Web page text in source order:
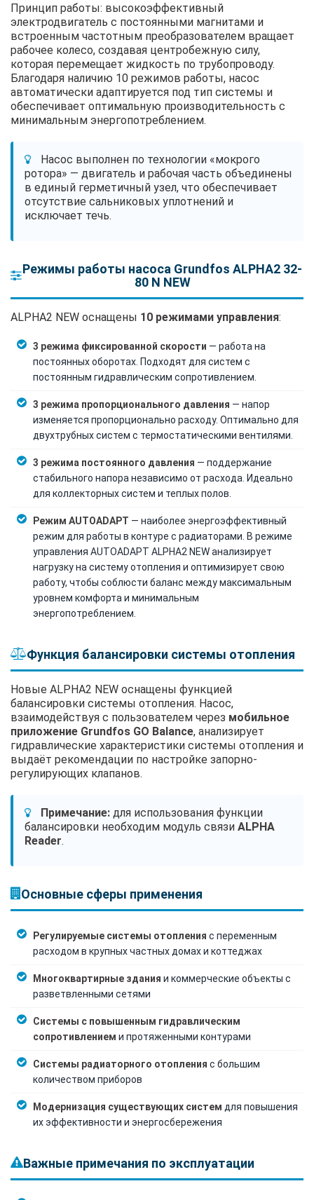
Принцип работы: высокоэффективный
электродвигатель с постоянными магнитами и
встроенным частотным преобразователем вращает
рабочее колесо, создавая центробежную силу,
которая перемещает жидкость по трубопроводу.
Благодаря наличию 10 режимов работы, насос
автоматически адаптируется под тип системы и
обеспечивает оптимальную производительность с
минимальным энергопотреблением.
Насос выполнен по технологии «мокрого
ротора» — двигатель и рабочая часть объединены
в единый герметичный узел, что обеспечивает
отсутствие сальниковых уплотнений и
исключает течь.
Режимы работы насоса Grundfos ALPHA2 32-
80 N NEW
ALPHA2 NEW оснащены 10 режимами управления:
3 режима фиксированной скорости — работа на
постоянных оборотах. Подходят для систем с
постоянным гидравлическим сопротивлением.
3 режима пропорционального давления — напор
изменяется пропорционально расходу. Оптимально для
двухтрубных систем с термостатическими вентилями.
3 режима постоянного давления — поддержание
стабильного напора независимо от расхода. Идеально
для коллекторных систем и теплых полов.
Режим AUTOADAPT — наиболее энергоэффективный
режим для работы в контуре с радиаторами. В режиме
управления AUTOADAPT ALPHA2 NEW анализирует
нагрузку на систему отопления и оптимизирует свою
работу, чтобы соблюсти баланс между максимальным
уровнем комфорта и минимальным
энергопотреблением.
Функция балансировки системы отопления
Новые ALPHA2 NEW оснащены функцией
балансировки системы отопления. Насос,
взаимодействуя с пользователем через мобильное
приложение Grundfos GO Balance, анализирует
гидравлические характеристики системы отопления и
выдаёт рекомендации по настройке запорно-
регулирующих клапанов.
Примечание: для использования функции
балансировки необходим модуль связи ALPHA
Reader.
Основные сферы применения
Регулируемые системы отопления с переменным
расходом в крупных частных домах и коттеджах
Многоквартирные здания и коммерческие объекты с
разветвленными сетями
Системы с повышенным гидравлическим
сопротивлением и протяженными контурами
Системы радиаторного отопления с большим
количеством приборов
Модернизация существующих систем для повышения
их эффективности и энергосбережения
Важные примечания по эксплуатации